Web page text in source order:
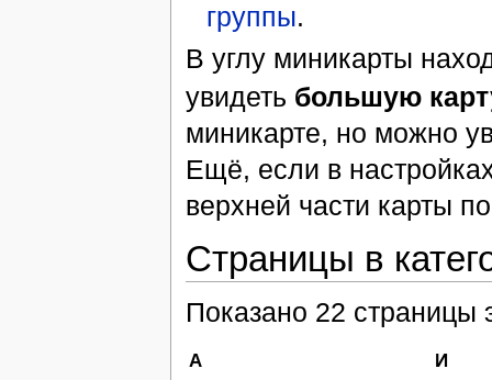
группы.
В углу миникарты
увидеть большую
миникарте, но можно
Ещё, если в
верхней части карты
Страницы в
Показано 22 страницы
А И